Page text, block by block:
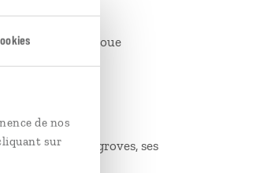
de nos
sur
pour leur boue
avec ses mangroves, ses